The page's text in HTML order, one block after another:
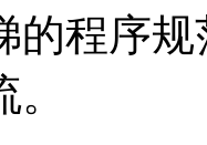
的程序